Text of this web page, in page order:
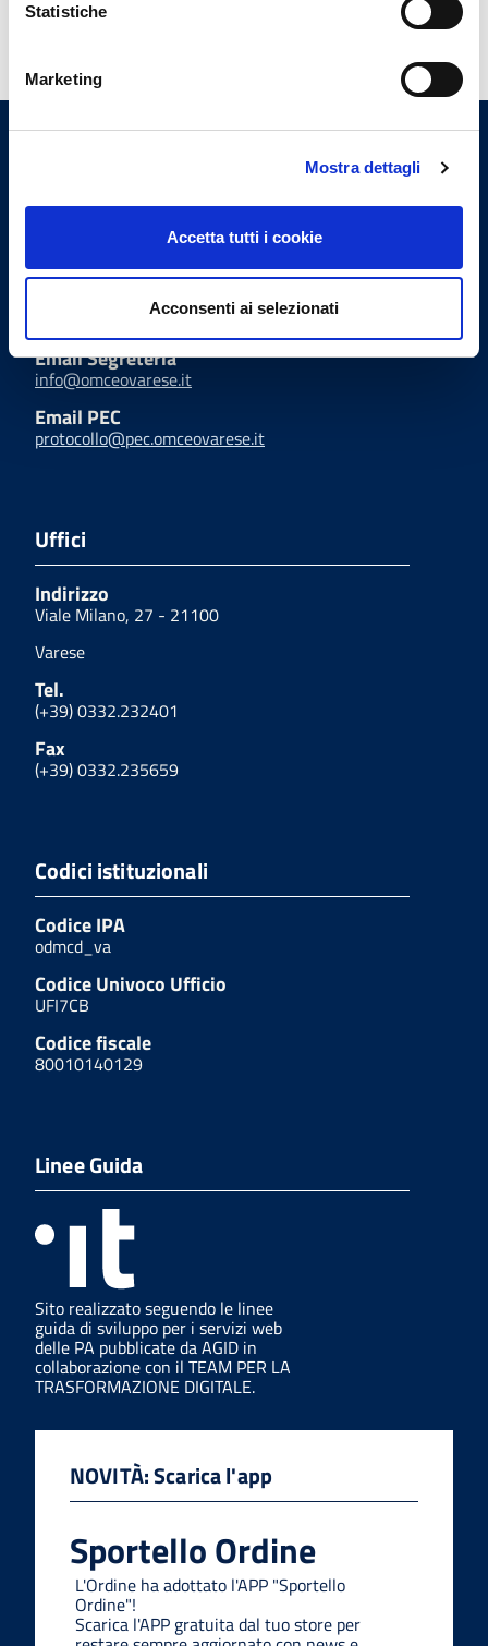
Statistiche
Marketing
Mostra dettagli
Accetta tutti i cookie
Acconsenti ai selezionati
Ordine Provinciale dei Medici
di Varese
Indirizzi email
Email Segreteria
info@omceovarese.it
Email PEC
protocollo@pec.omceovarese.it
Uffici
Indirizzo
Viale Milano, 27 - 21100
Varese
Tel.
(+39) 0332.232401
Fax
(+39) 0332.235659
Codici istituzionali
Codice IPA
odmcd_va
Codice Univoco Ufficio
UFI7CB
Codice fiscale
80010140129
Linee Guida
Sito realizzato seguendo le linee
guida di sviluppo per i servizi web
delle PA pubblicate da AGID in
collaborazione con il TEAM PER LA
TRASFORMAZIONE DIGITALE.
NOVITÀ: Scarica l'app
Sportello Ordine
L'Ordine ha adottato l'APP "Sportello
Ordine"!
Scarica l'APP gratuita dal tuo store per